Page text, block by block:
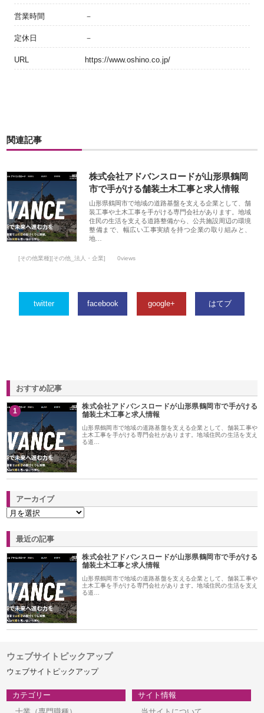
営業時間 －
定休日 －
URL https://www.oshino.co.jp/
関連記事
株式会社アドバンスロードが山形県鶴岡
市で手がける舗装土木工事と求人情報
山形県鶴岡市で地域の道路基盤を支える企業として、舗
装工事や土木工事を手がける専門会社があります。地域
住民の生活を支える道路整備から、公共施設周辺の環境
整備まで、幅広い工事実績を持つ企業の取り組みと、
地…
[その他業種][その他_法人・企業] 0views
twitter facebook google+ はてブ
おすすめ記事
1
株式会社アドバンスロードが山形県鶴岡市で手がける
舗装土木工事と求人情報
山形県鶴岡市で地域の道路基盤を支える企業として、舗装工事や
土木工事を手がける専門会社があります。地域住民の生活を支え
る道…
アーカイブ
最近の記事
株式会社アドバンスロードが山形県鶴岡市で手がける
舗装土木工事と求人情報
山形県鶴岡市で地域の道路基盤を支える企業として、舗装工事や
土木工事を手がける専門会社があります。地域住民の生活を支え
る道…
ウェブサイトピックアップ
ウェブサイトピックアップ
カテゴリー
サイト情報